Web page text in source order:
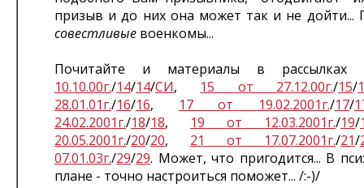
призыв и до них она может так и не дойти...
совестливые военкомы...
Почитайте и материалы в
10.10.00г./14/14/СИ, 15 от 27.12.00г./15/
28.01.01г./16/16, 17 от 19.02.2001г./17/
24.02.2001г./18/18, 19 от 12.03.2001г./19/
20.05.2001г./20/20, 21 от 17.07.2001г./21/
07.01.03г./29/29. Может, что пригодится... В
плане - точно настроиться поможет... /:-)/